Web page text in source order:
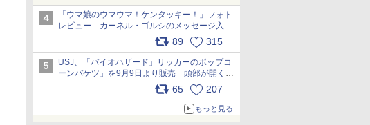
「ウマ娘のウマウマ！ケンタッキー！」フォト
レビュー カーネル・ゴルシのメッセージ入り
パッケージや描き下ろしトレカなどが登場
89 315
USJ、「バイオハザード」リッカーのポップコ
ーンバケツ」を9月9日より販売 頭部が開く仕
組み。味は恐怖を堪のう「味噌フレーバー」
65 207
もっと見る